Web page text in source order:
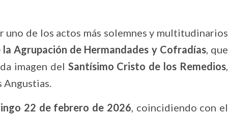
uno de los actos más solemnes y multitudinarios
Agrupación de Hermandades y Cofradías, que
imagen del Santísimo Cristo de los Remedios
22 de febrero de 2026 , coincidiendo con el